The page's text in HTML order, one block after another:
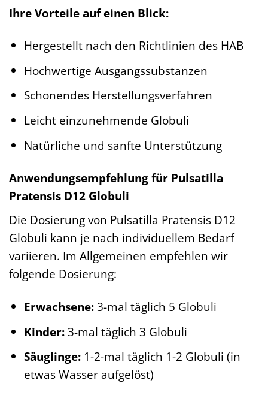
Ihre Vorteile auf einen Blick:
Hergestellt nach den Richtlinien des HAB
Hochwertige Ausgangssubstanzen
Schonendes Herstellungsverfahren
Leicht einzunehmende Globuli
Natürliche und sanfte Unterstützung
Anwendungsempfehlung für Pulsatilla
Pratensis D12 Globuli
Die Dosierung von Pulsatilla Pratensis D12
Globuli kann je nach individuellem Bedarf
variieren. Im Allgemeinen empfehlen wir
folgende Dosierung:
Erwachsene:3-mal täglich 5 Globuli
Kinder:3-mal täglich 3 Globuli
Säuglinge:1-2-mal täglich 1-2 Globuli (in
etwas Wasser aufgelöst)